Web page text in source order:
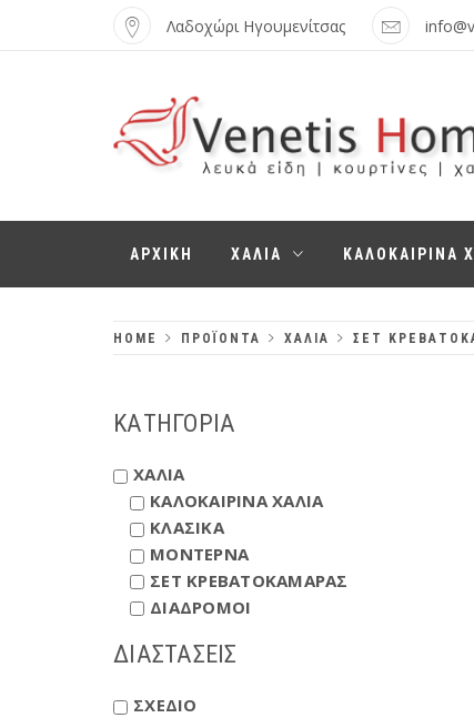
Λαδοχώρι Ηγουμενίτσας
ΧΑΛΙΆ, ΛΕΥΚΆ
ΕΊΔΗ,
ΚΟΥΡΤΊΝΕΣ
ΑΡΧΙΚΗ ΧΑΛΙΑ ΚΑΛΟΚΑΙΡΙΝΑ
HOME ΠΡΟΪΌΝΤΑ ΧΑΛΙΑ ΣΕΤ
ΚΑΤΗΓΟΡΙΑ
ΧΑΛΙΑ
ΚΑΛΟΚΑΙΡΙΝΑ ΧΑΛΙΑ
ΚΛΑΣΙΚΑ
ΜΟΝΤΕΡΝΑ
ΣΕΤ ΚΡΕΒΑΤΟΚΑΜΑΡΑΣ
ΔΙΑΔΡΟΜΟΙ
ΔΙΑΣΤΑΣΕΙΣ
ΣΧΕΔΙΟ